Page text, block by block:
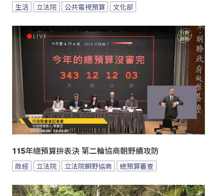
生活 立法院 公共電視預算 文化部
115年總預算拚表決 第二輪協商朝野續攻防
政經 立法院 立法院朝野協商 總預算審查